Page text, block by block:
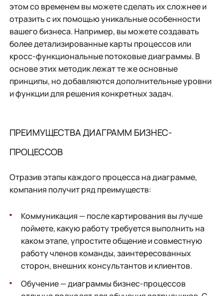
этом со временем вы можете сделать их сложнее и
отразить с их помощью уникальные особенности
вашего бизнеса. Например, вы можете создавать
более детализированные карты процессов или
кросс-функциональные потоковые диаграммы. В
основе этих методик лежат те же основные
принципы, но добавляются дополнительные уровни
и функции для решения конкретных задач.
ПРЕИМУЩЕСТВА ДИАГРАММ БИЗНЕС-
ПРОЦЕССОВ
Отразив этапы каждого процесса на диаграмме,
компания получит ряд преимуществ:
Коммуникация — после картирования вы лучше
поймете, какую работу требуется выполнить на
каком этапе, упростите общение и совместную
работу членов команды, заинтересованных
сторон, внешних консультантов и клиентов.
Обучение — диаграммы бизнес-процессов